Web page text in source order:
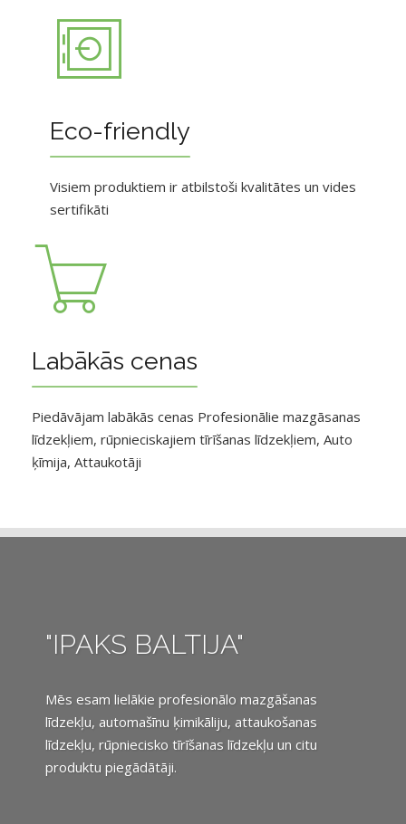
Eco-friendly
Visiem produktiem ir atbilstoši kvalitātes un vides
sertifikāti
Labākās cenas
Piedāvājam labākās cenas Profesionālie mazgāsanas
līdzekļiem, rūpnieciskajiem tīrīšanas līdzekļiem, Auto
ķīmija, Attaukotāji
"IPAKS BALTIJA"
Mēs esam lielākie profesionālo mazgāšanas
līdzekļu, automašīnu ķimikāliju, attaukošanas
līdzekļu, rūpniecisko tīrīšanas līdzekļu un citu
produktu piegādātāji.